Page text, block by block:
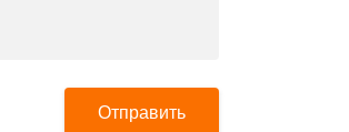
Отправить